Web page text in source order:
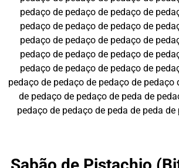
pedaço de pedaço de pedaço de
pedaço de pedaço de pedaço de
pedaço de pedaço de pedaço de
pedaço de pedaço de pedaço de
pedaço de pedaço de pedaço de
pedaço de pedaço de pedaço de pedaço
de pedaço de pedaço de peda de
pedaço de pedaço de peda de peda de